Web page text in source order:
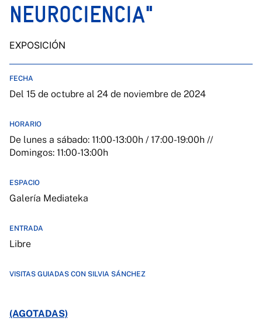
NEUROCIENCIA"
EXPOSICIÓN
FECHA
Del 15 de octubre al 24 de noviembre de 2024
HORARIO
De lunes a sábado: 11:00-13:00h / 17:00-19:00h //
Domingos: 11:00-13:00h
ESPACIO
Galería Mediateka
ENTRADA
Libre
VISITAS GUIADAS CON SILVIA SÁNCHEZ
(AGOTADAS)